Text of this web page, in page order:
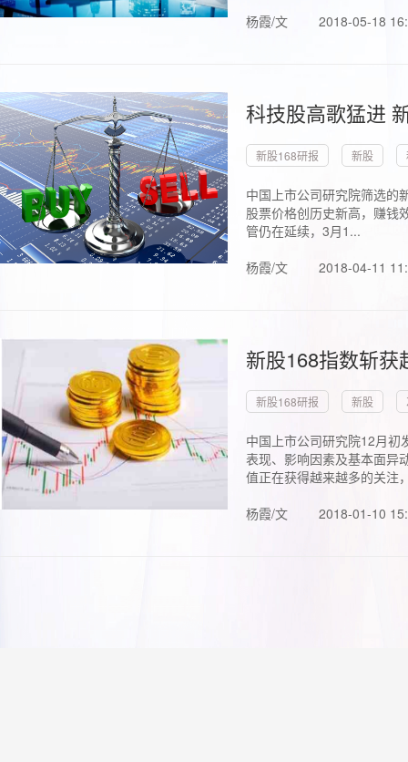
杨霞/文 2018-05-18
科技股高歌猛进
新股168研报 新股
中国上市公司研究院筛选的
股票价格创历史新高，赚钱
管仍在延续，3月1...
杨霞/文
2018-04-11
新股168指数斩
新股168研报 新股
中国上市公司研究院12月初
表现、影响因素及基本面异
值正在获得越来越多的关注
杨霞/文
2018-01-10